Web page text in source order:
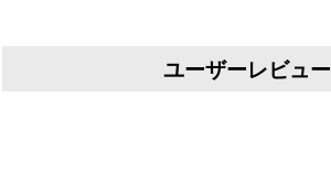
ユーザーレビュー